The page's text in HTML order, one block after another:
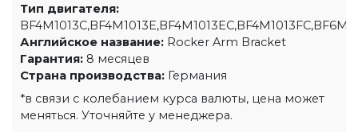
Тип двигателя:
Английское название: Rocker Arm Bracket
Гарантия: 8 месяцев
Страна производства: Германия
*в связи с колебанием курса валюты, цена может
меняться. Уточняйте у менеджера.